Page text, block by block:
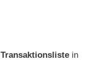
Transaktionsliste in